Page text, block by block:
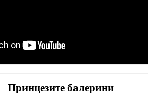
Принцезите балерини